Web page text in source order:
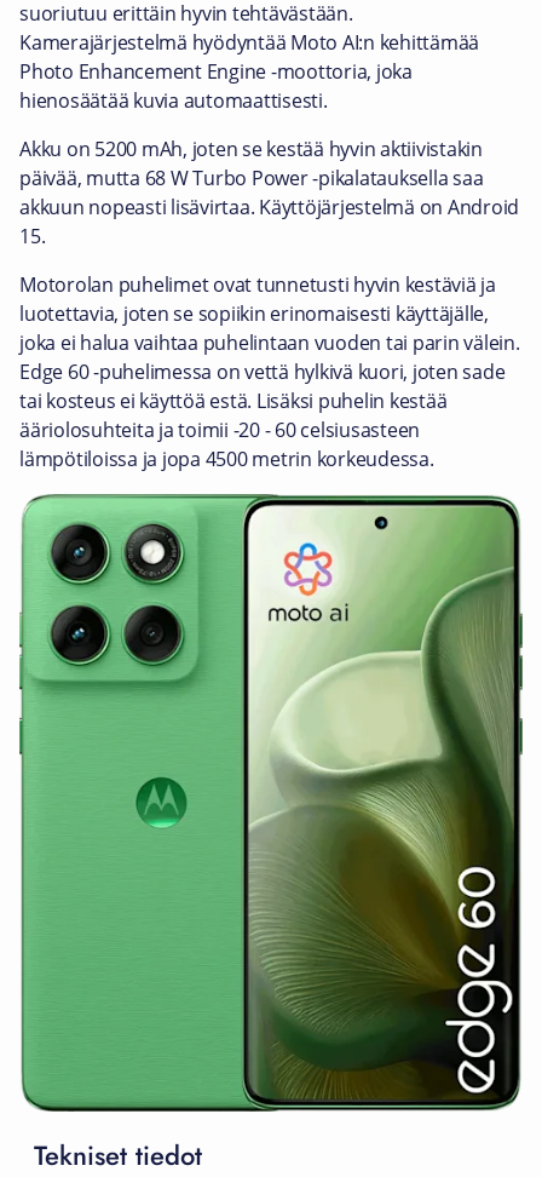
suoriutuu erittäin hyvin tehtävästään.
Kamerajärjestelmä hyödyntää Moto AI:n kehittämää
Photo Enhancement Engine -moottoria, joka
hienosäätää kuvia automaattisesti.
Akku on 5200 mAh, joten se kestää hyvin aktiivistakin
päivää, mutta 68 W Turbo Power -pikalatauksella saa
akkuun nopeasti lisävirtaa. Käyttöjärjestelmä on Android
15.
Motorolan puhelimet ovat tunnetusti hyvin kestäviä ja
luotettavia, joten se sopiikin erinomaisesti käyttäjälle,
joka ei halua vaihtaa puhelintaan vuoden tai parin välein.
Edge 60 -puhelimessa on vettä hylkivä kuori, joten sade
tai kosteus ei käyttöä estä. Lisäksi puhelin kestää
ääriolosuhteita ja toimii -20 - 60 celsiusasteen
lämpötiloissa ja jopa 4500 metrin korkeudessa.
Tekniset tiedot